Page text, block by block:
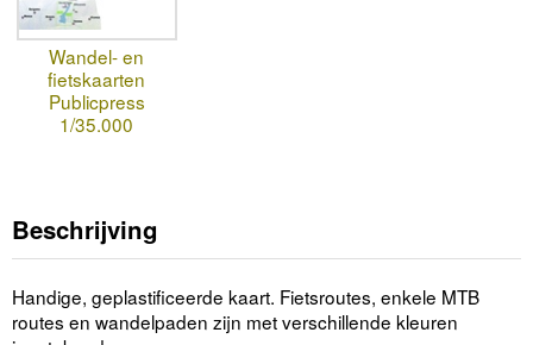
Wandel- en
fietskaarten
Publicpress
1/35.000
Beschrijving
Handige, geplastificeerde kaart. Fietsroutes, enkele MTB
routes en wandelpaden zijn met verschillende kleuren